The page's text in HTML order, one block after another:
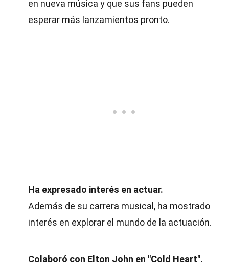
en nueva música y que sus fans pueden
esperar más lanzamientos pronto.
Ha expresado interés en actuar.
Además de su carrera musical, ha mostrado
interés en explorar el mundo de la actuación.
Colaboró con Elton John en "Cold Heart".